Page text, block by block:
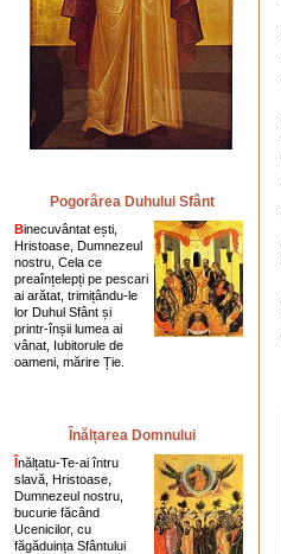
Pogorârea Duhului Sfânt
Binecuvântat ești,
Hristoase, Dumnezeul
nostru, Cela ce
preaînțelepți pe pescari
ai arătat, trimițându-le
lor Duhul Sfânt și
printr-înșii lumea ai
vânat, Iubitorule de
oameni, mărire Ție.
Înălțarea Domnului
Înălțatu-Te-ai întru
slavă, Hristoase,
Dumnezeul nostru,
bucurie făcând
Ucenicilor, cu
făgăduința Sfântului